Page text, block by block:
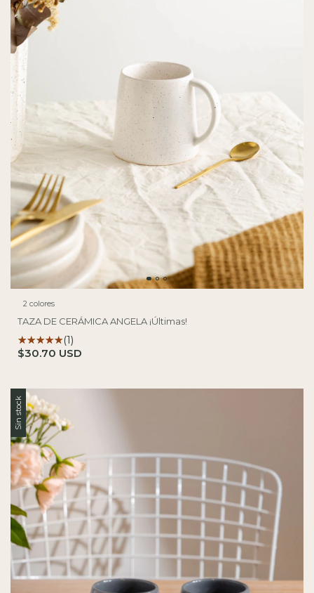
2 colores
TAZA DE CERÁMICA ANGELA ¡Últimas!
(1)
$30.70 USD
Sin stock